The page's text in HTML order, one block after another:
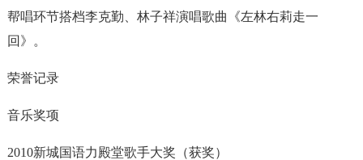
帮唱环节搭档李克勤、林子祥演唱歌曲《左林右莉走一
回》。
荣誉记录
音乐奖项
2010新城国语力殿堂歌手大奖（获奖）